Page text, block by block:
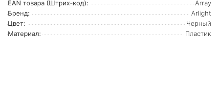
EAN товара (Штрих-код):
Array
Бренд:
Arlight
Цвет:
Черный
Материал:
Пластик